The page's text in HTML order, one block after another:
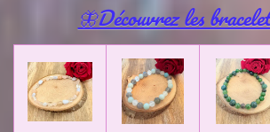
🦋Découvrez les